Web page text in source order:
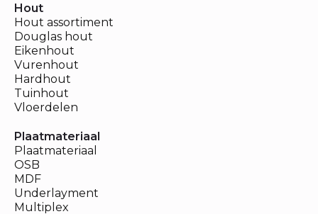
Hout
Hout assortiment
Douglas hout
Eikenhout
Vurenhout
Hardhout
Tuinhout
Vloerdelen
Plaatmateriaal
Plaatmateriaal
OSB
MDF
Underlayment
Multiplex